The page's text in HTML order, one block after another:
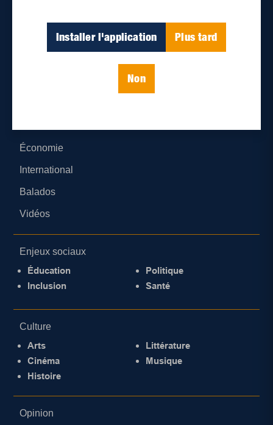
Installer l'application Plus tard
Non
Économie
International
Balados
Vidéos
Enjeux sociaux
Éducation
Inclusion
Politique
Santé
Culture
Arts
Cinéma
Histoire
Littérature
Musique
Opinion